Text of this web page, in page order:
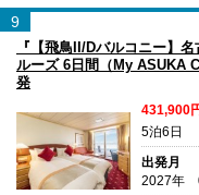
9
『【飛鳥II/Dバルコニー】
ルーズ 6日間（My ASUKA
発
431,900
5泊6日
出発月
2027年